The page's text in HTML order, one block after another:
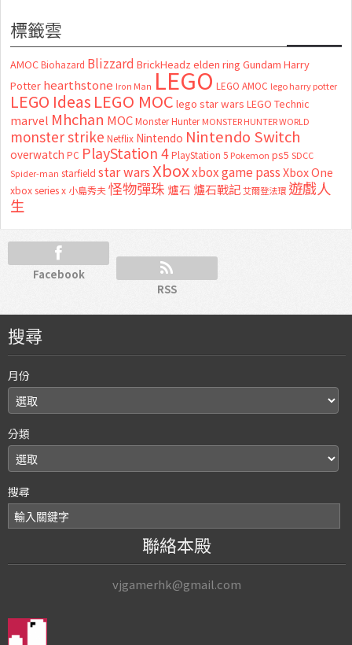
標籤雲
AMOC Biohazard Blizzard BrickHeadz elden ring Gundam Harry
Potter hearthstone Iron Man LEGO LEGO AMOC lego harry potter
LEGO Ideas LEGO MOC lego star wars LEGO Technic
marvel Mhchan MOC Monster Hunter MONSTER HUNTER WORLD
monster strike Netflix Nintendo Nintendo Switch
overwatch PC PlayStation 4 PlayStation 5 Pokemon ps5 SDCC
Spider-man starfield star wars Xboxxbox game passXbox One
xbox series x 小島秀夫怪物彈珠 爐石 爐石戰記艾爾登法環 遊戲人
生
Facebook
RSS
搜尋
月份
分類
搜尋
聯絡本殿
vjgamerhk@gmail.com